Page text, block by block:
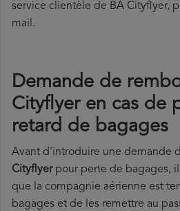
service clientèle de BA Cityflyer,
mail.
Demande de
Cityflyer en cas de
retard de bagages
Avant d'introduire une demande
Cityflyerpour perte de bagages,
que la compagnie aérienne est
bagages et de les remettre au